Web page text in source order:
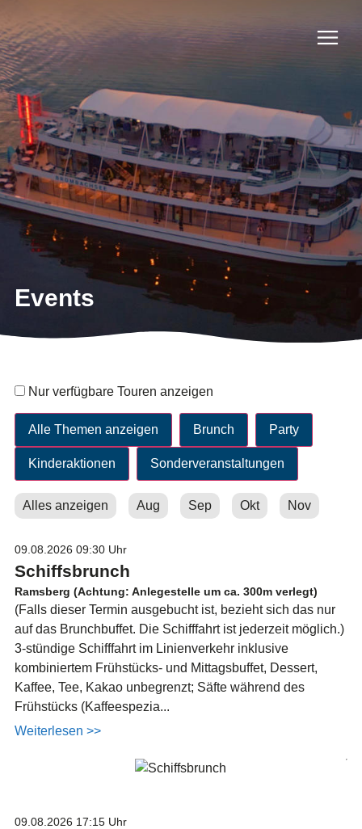
Events
Nur verfügbare Touren anzeigen
Alles anzeigen Aug Sep Okt Nov
09.08.2026 09:30 Uhr
Schiffsbrunch
Ramsberg (Achtung: Anlegestelle um ca. 300m verlegt)
(Falls dieser Termin ausgebucht ist, bezieht sich das nur
auf das Brunchbuffet. Die Schifffahrt ist jederzeit möglich.)
3-stündige Schifffahrt im Linienverkehr inklusive
kombiniertem Frühstücks- und Mittagsbuffet, Dessert,
Kaffee, Tee, Kakao unbegrenzt; Säfte während des
Frühstücks (Kaffeespezia...
Weiterlesen >>
09.08.2026 17:15 Uhr